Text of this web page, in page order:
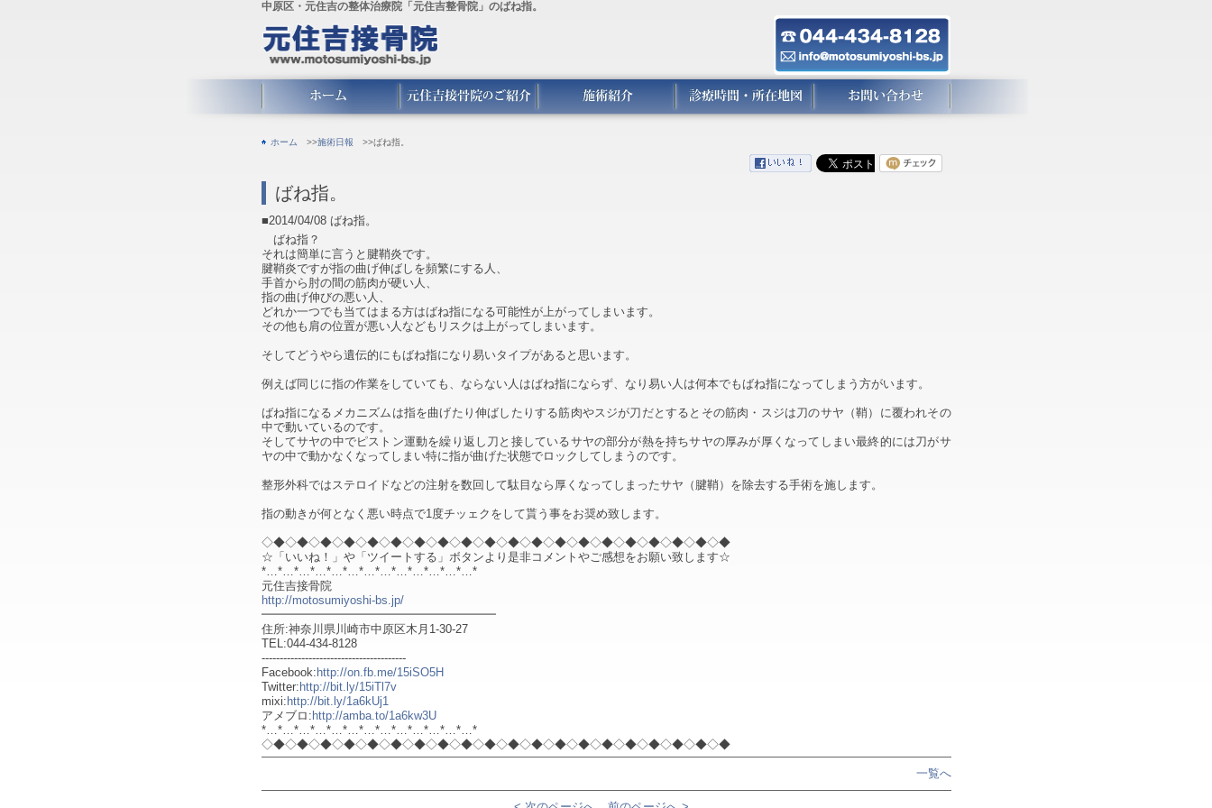
中原区・元住吉の整体治療院「元住吉整骨院」のばね指。
ホーム >>施術日報 >>ばね指。
ばね指。
■2014/04/08 ばね指。
ばね指？
それは簡単に言うと腱鞘炎です。
腱鞘炎ですが指の曲げ伸ばしを頻繁にする人、
手首から肘の間の筋肉が硬い人、
指の曲げ伸びの悪い人、
どれか一つでも当てはまる方はばね指になる可能性が上がってしまいます。
その他も肩の位置が悪い人などもリスクは上がってしまいます。
そしてどうやら遺伝的にもばね指になり易いタイプがあると思います。
例えば同じに指の作業をしていても、ならない人はばね指にならず、なり易い人は何本でもばね指になってしまう方がいます。
ばね指になるメカニズムは指を曲げたり伸ばしたりする筋肉やスジが刀だとするとその筋肉・スジは刀のサヤ（鞘）に覆われその
中で動いているのです。
そしてサヤの中でピストン運動を繰り返し刀と接しているサヤの部分が熱を持ちサヤの厚みが厚くなってしまい最終的には刀がサ
ヤの中で動かなくなってしまい特に指が曲げた状態でロックしてしまうのです。
整形外科ではステロイドなどの注射を数回して駄目なら厚くなってしまったサヤ（腱鞘）を除去する手術を施します。
指の動きが何となく悪い時点で1度チッェクをして貰う事をお奨め致します。
◇◆◇◆◇◆◇◆◇◆◇◆◇◆◇◆◇◆◇◆◇◆◇◆◇◆◇◆◇◆◇◆◇◆◇◆◇◆◇◆
☆「いいね！」や「ツイートする」ボタンより是非コメントやご感想をお願い致します☆
*…*…*…*…*…*…*…*…*…*…*…*…*…*
元住吉接骨院
http://motosumiyoshi-bs.jp/
━━━━━━━━━━━━━━━━━━━━
住所:神奈川県川崎市中原区木月1-30-27
TEL:044-434-8128
----------------------------------------
Facebook: http://on.fb.me/15iSO5H
Twitter: http://bit.ly/15iTl7v
mixi: http://bit.ly/1a6kUj1
アメブロ: http://amba.to/1a6kw3U
*…*…*…*…*…*…*…*…*…*…*…*…*…*
◇◆◇◆◇◆◇◆◇◆◇◆◇◆◇◆◇◆◇◆◇◆◇◆◇◆◇◆◇◆◇◆◇◆◇◆◇◆◇◆
一覧へ